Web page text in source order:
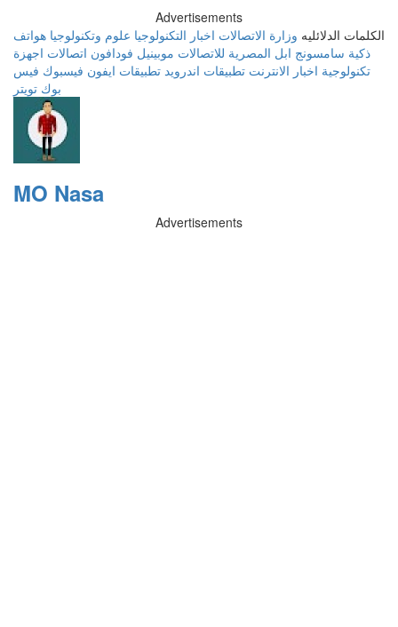
Advertisements
الكلمات الدلائليه وزارة الاتصالات اخبار التكنولوجيا علوم وتكنولوجيا هواتف
ذكية سامسونج ابل المصرية للاتصالات موبينيل فودافون اتصالات اجهزة
تكنولوجية اخبار الانترنت تطبيقات اندرويد تطبيقات ايفون فيسبوك فيس
بوك تويتر
MO Nasa
Advertisements